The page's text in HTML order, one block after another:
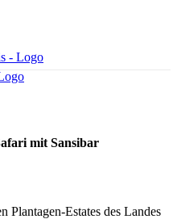
mit Sansibar
Plantagen-Estates des Landes